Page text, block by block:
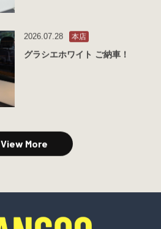
2026.07.28 本店
グラシエホワイト ご納車！
View More